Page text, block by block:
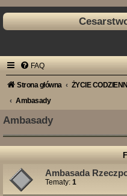
FAQ
Strona główna ŻYCIE
Ambasady
Ambasady
Ambasada
Tematy: 1